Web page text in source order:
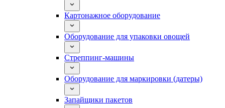
Картонажное оборудование
Оборудование для упаковки овощей
Стреппинг-машины
Оборудование для маркировки (датеры)
Запайщики пакетов